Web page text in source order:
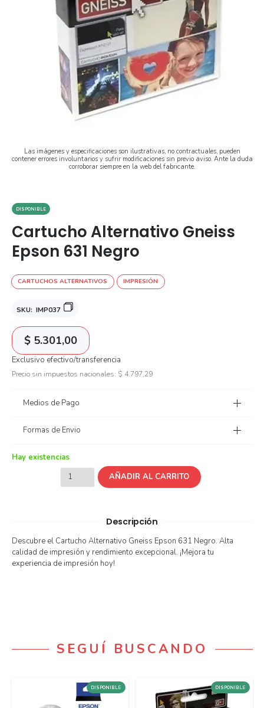
Las imágenes y especificaciones son ilustrativas, no contractuales, pueden
contener errores involuntarios y sufrir modificaciones sin previo aviso. Ante la duda
corroborar siempre en la web del fabricante.
DISPONIBLE
Cartucho Alternativo Gneiss
Epson 631 Negro
CARTUCHOS ALTERNATIVOS IMPRESIÓN
SKU: IMP037
$5.301,00
Exclusivo efectivo/transferencia
Precio sin impuestos nacionales: $ 4.797,29
Medios de Pago
Formas de Envio
Hay existencias
AÑADIR AL CARRITO
Descripción
Descubre el Cartucho Alternativo Gneiss Epson 631 Negro. Alta
calidad de impresión y rendimiento excepcional. ¡Mejora tu
experiencia de impresión hoy!
SEGUÍ BUSCANDO
DISPONIBLE DISPONIBLE